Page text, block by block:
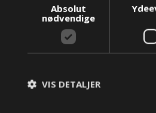
O-ring
Absolut
nødvendige
VIS DETALJER